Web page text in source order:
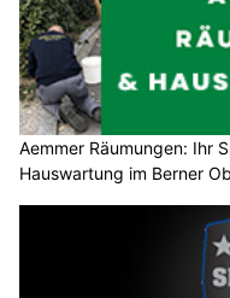
Aemmer Räumungen: Ihr
Hauswartung im Berner